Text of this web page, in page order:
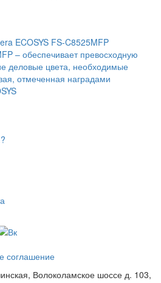
ECOSYS FS-C8525MFP
– обеспечивает превосходную
деловые цвета, необходимые
отмеченная наградами
соглашение
Волоколамское шоссе д. 103,